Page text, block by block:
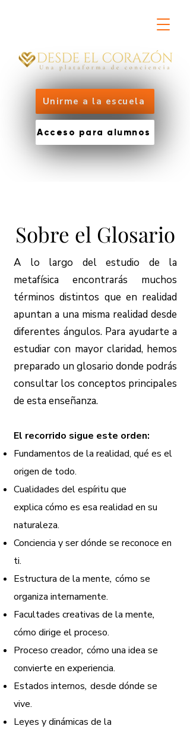
Unirme a la escuela
Acceso para alumnos
Sobre el Glosario
A lo largo del estudio de la
metafísica encontrarás muchos
términos distintos que en realidad
apuntan a una misma realidad desde
diferentes ángulos. Para ayudarte a
estudiar con mayor claridad, hemos
preparado un glosario donde podrás
consultar los conceptos principales
de esta enseñanza.
El recorrido sigue este orden:
Fundamentos de la realidad, qué es el
origen de todo.
Cualidades del espíritu que
explica cómo es esa realidad en su
naturaleza.
Conciencia y serdónde se reconoce en
ti.
Estructura de la mente, cómo se
organiza internamente.
Facultades creativas de la mente,
cómo dirige el proceso.
Proceso creador, cómo una idea se
convierte en experiencia.
Estados internos, desde dónde se
vive.
Leyes y dinámicas de la